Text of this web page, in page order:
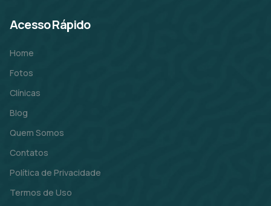
Acesso Rápido
Home
Fotos
Clínicas
Blog
Quem Somos
Contatos
Política de Privacidade
Termos de Uso